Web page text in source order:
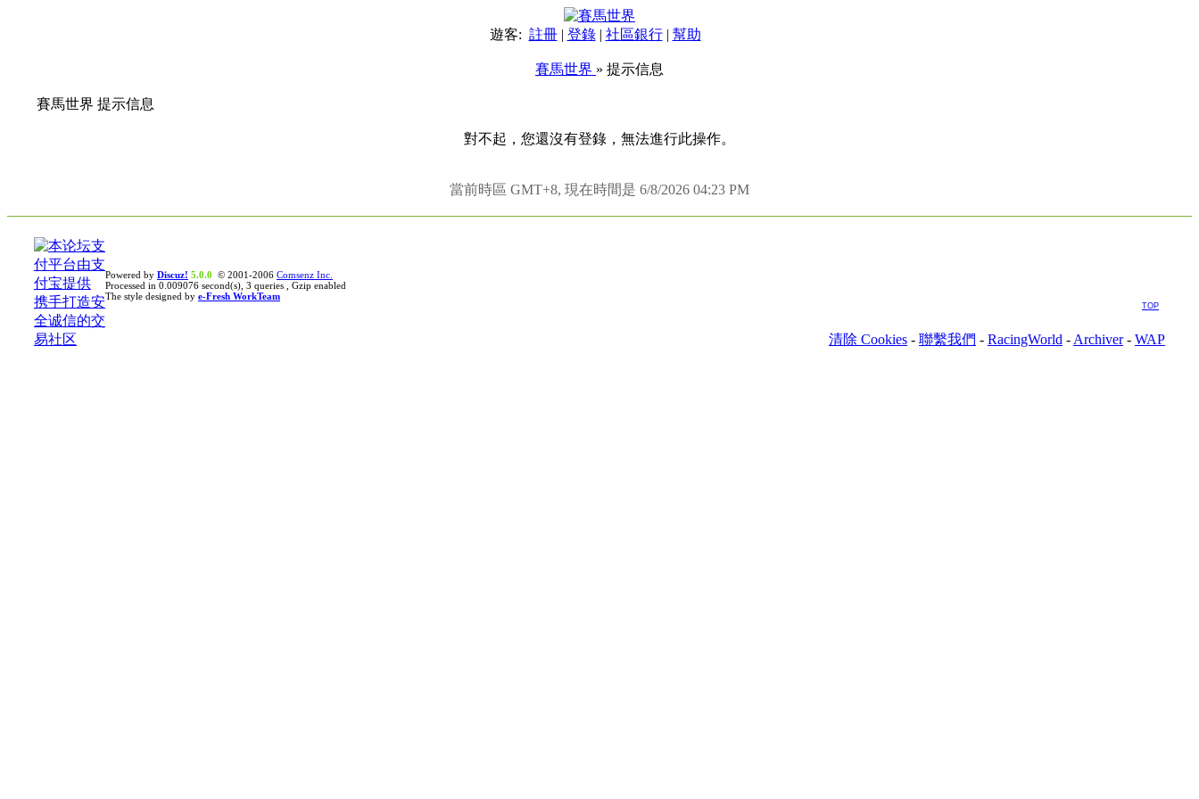
遊客: 註冊| 登錄| 社區銀行| 幫助
賽馬世界 » 提示信息
賽馬世界 提示信息
對不起，您還沒有登錄，無法進行此操作。
當前時區 GMT+8, 現在時間是 6/8/2026 04:23 PM
Powered by Discuz! 5.0.0 © 2001-2006 Comsenz Inc.
Processed in 0.009076 second(s), 3 queries , Gzip enabled
The style designed by e-Fresh WorkTeam
TOP
清除 Cookies - 聯繫我們 - RacingWorld - Archiver- WAP